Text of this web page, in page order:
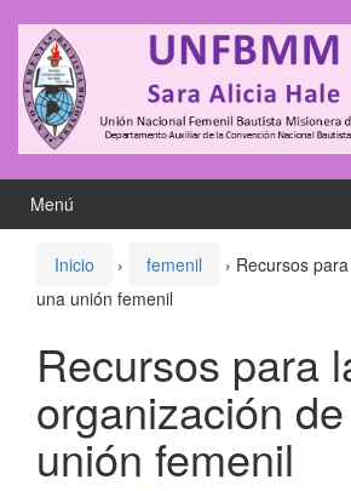
contenido
meú
principal
Menú
Inicio › femenil › Recursos
una unión femenil
Recursos para
organización
unión femenil